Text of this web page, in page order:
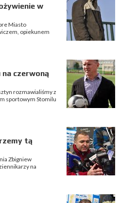
w
Miasto
opiekunem
na czerwoną
rozmawialiśmy z
sportowym Stomilu
tą
Zbigniew
na